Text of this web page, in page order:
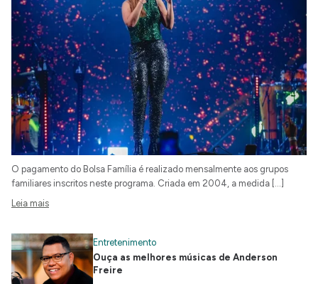
O pagamento do Bolsa Família é realizado mensalmente aos grupos
familiares inscritos neste programa. Criada em 2004, a medida […]
Leia mais
Entretenimento
Ouça as melhores músicas de Anderson
Freire